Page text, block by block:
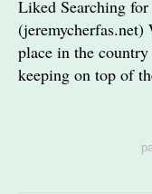
Liked Searching
(jeremycherfas.net)
place in the
keeping on top of